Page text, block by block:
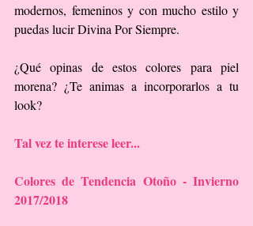
modernos, femeninos y con mucho estilo y
puedas lucir Divina Por Siempre.
¿Qué opinas de estos colores para piel
morena? ¿Te animas a incorporarlos a tu
look?
Tal vez te interese leer...
Colores de Tendencia Otoño - Invierno
2017/2018